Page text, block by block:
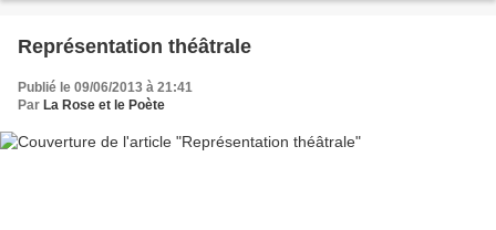
Représentation théâtrale
Publié le 09/06/2013 à 21:41
Par La Rose et le Poète